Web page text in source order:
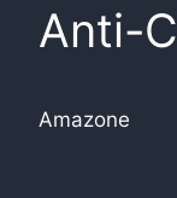
Anti-
Amazone